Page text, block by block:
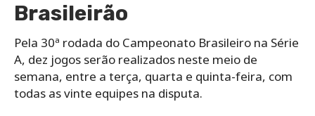
Brasileirão
Pela 30ª rodada do Campeonato Brasileiro na Série
A, dez jogos serão realizados neste meio de
semana, entre a terça, quarta e quinta-feira, com
todas as vinte equipes na disputa.